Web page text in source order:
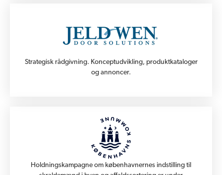
Strategisk rådgivning. Konceptudvikling, produktkataloger
og annoncer.
Holdningskampagne om københavnernes indstilling til